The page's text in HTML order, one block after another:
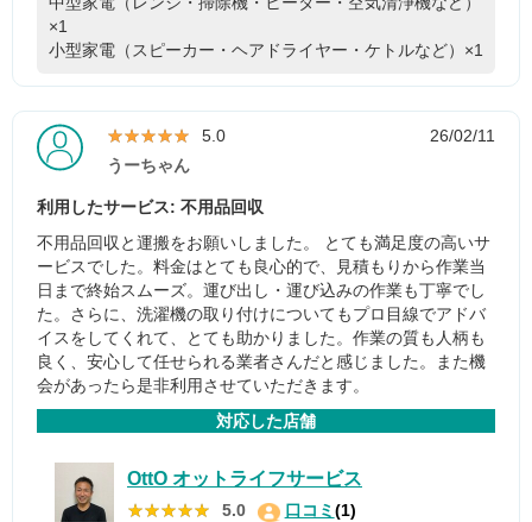
×1
小型家電（スピーカー・ヘアドライヤー・ケトルなど）×1
★★★★★
★★★★★ 5.0
26/02/11
うーちゃん
利用したサービス: 不用品回収
不用品回収と運搬をお願いしました。 とても満足度の高いサ
ービスでした。料金はとても良心的で、見積もりから作業当
日まで終始スムーズ。運び出し・運び込みの作業も丁寧でし
た。さらに、洗濯機の取り付けについてもプロ目線でアドバ
イスをしてくれて、とても助かりました。作業の質も人柄も
良く、安心して任せられる業者さんだと感じました。また機
会があったら是非利用させていただきます。
対応した店舗
OttO オットライフサービス
★★★★★
★★★★★ 5.0 口コミ(1)